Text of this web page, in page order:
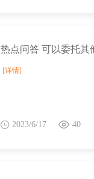
热点问答 可以委托其
[详情]
2023/6/17 40